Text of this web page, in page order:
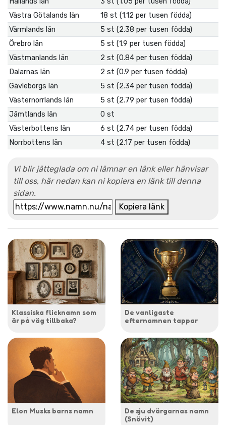
Västra Götalands län
18 st (1.12 per tusen födda)
Värmlands län
5 st (2.38 per tusen födda)
Örebro län
5 st (1.9 per tusen födda)
Västmanlands län
2 st (0.84 per tusen födda)
Dalarnas län
2 st (0.9 per tusen födda)
Gävleborgs län
5 st (2.34 per tusen födda)
Västernorrlands län
5 st (2.79 per tusen födda)
Jämtlands län
0 st
Västerbottens län
6 st (2.74 per tusen födda)
Norrbottens län
4 st (2.17 per tusen födda)
Vi blir jätteglada om ni lämnar en länk eller hänvisar
till oss, här nedan kan ni kopiera en länk till denna
sidan.
Kopiera länk
Klassiska flicknamn som
är på väg tillbaka?
De vanligaste
efternamnen tappar
Elon Musks barns namn
De sju dvärgarnas namn
(Snövit)